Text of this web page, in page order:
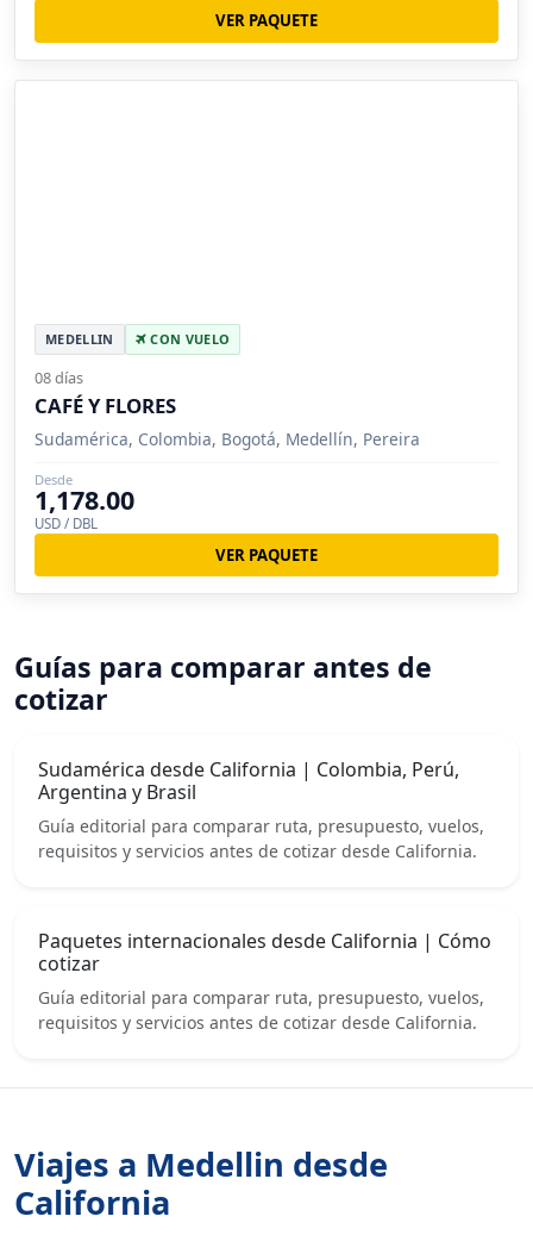
VER PAQUETE
MEDELLIN CON VUELO
08 días
CAFÉ Y FLORES
Sudamérica, Colombia, Bogotá, Medellín, Pereira
Desde
1,178.00
USD / DBL
VER PAQUETE
Guías para comparar antes de
cotizar
Sudamérica desde California | Colombia, Perú,
Argentina y Brasil
Guía editorial para comparar ruta, presupuesto, vuelos,
requisitos y servicios antes de cotizar desde California.
Paquetes internacionales desde California | Cómo
cotizar
Guía editorial para comparar ruta, presupuesto, vuelos,
requisitos y servicios antes de cotizar desde California.
Viajes a Medellin desde
California